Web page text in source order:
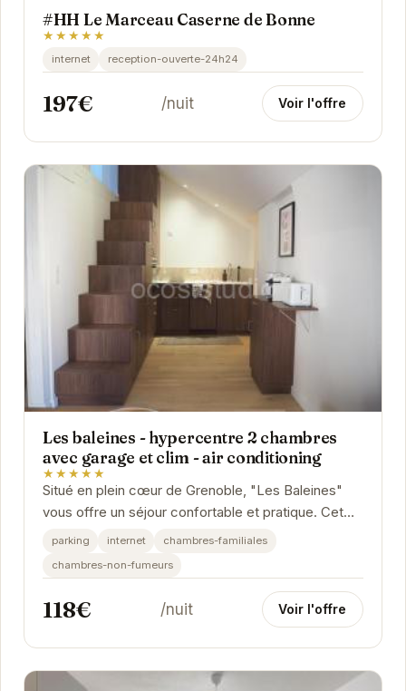
#HH Le Marceau Caserne de Bonne
★★★★★
internet reception-ouverte-24h24
197€ /nuit Voir l'offre
Les baleines - hypercentre 2 chambres
avec garage et clim - air conditioning
★★★★★
Situé en plein cœur de Grenoble, "Les Baleines"
vous offre un séjour confortable et pratique. Cet
appartement spacieux est équipé de la...
parking internet
chambres-familiales
chambres-non-fumeurs
118€ /nuit Voir l'offre